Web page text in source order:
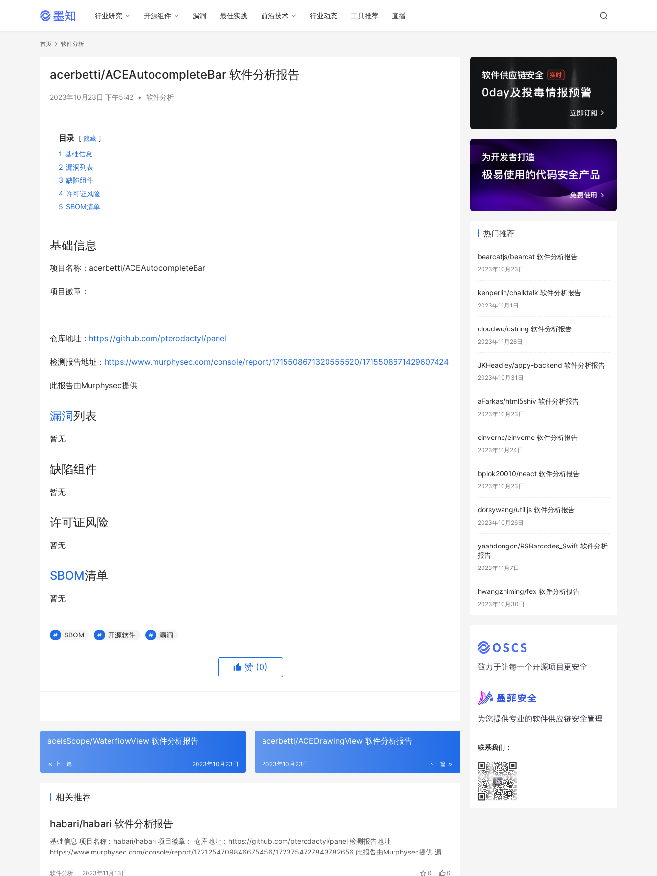
行业研究 开源组件 漏洞 最佳实践 前沿技术 行业动态 工具推荐 直播
首页 软件分析
acerbetti/ACEAutocompleteBar 软件分析报告
2023年10月23日 下午5:42 • 软件分析
目录 隐藏
1 基础信息
2 漏洞列表
3 缺陷组件
4 许可证风险
5 SBOM清单
基础信息
项目名称：acerbetti/ACEAutocompleteBar
项目徽章：
仓库地址： https://github.com/pterodactyl/panel
检测报告地址： https://www.murphysec.com/console/report/1715508671320555520/1715508671429607424
此报告由Murphysec提供
漏洞列表
暂无
缺陷组件
暂无
许可证风险
暂无
SBOM清单
暂无
SBOM 开源软件 漏洞
赞 (0)
aceisScope/WaterflowView 软件分析报告
上一篇 2023年10月23日
acerbetti/ACEDrawingView 软件分析报告
下一篇
2023年10月23日
相关推荐
habari/habari 软件分析报告
基础信息 项目名称：habari/habari 项目徽章： 仓库地址：https://github.com/pterodactyl/panel 检测报告地址：
https://www.murphysec.com/console/report/1721254709846675456/1723754727843782656 此报告由Murphysec提供 漏洞
软件分析 2023年11月13日 0 0
热门推荐
bearcatjs/bearcat 软件分析报告
2023年10月23日
kenperlin/chalktalk 软件分析报告
2023年11月1日
cloudwu/cstring 软件分析报告
2023年11月28日
JKHeadley/appy-backend 软件分析报告
2023年10月31日
aFarkas/html5shiv 软件分析报告
2023年10月23日
einverne/einverne 软件分析报告
2023年11月24日
bplok20010/neact 软件分析报告
2023年10月23日
dorsywang/util.js 软件分析报告
2023年10月26日
yeahdongcn/RSBarcodes_Swift 软件分析
报告
2023年11月7日
hwangzhiming/fex 软件分析报告
2023年10月30日
联系我们：